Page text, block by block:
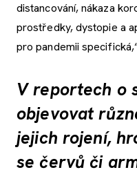
distancování, nákaza
prostředky, dystopie a
pro pandemii
V reportech o
objevovat
jejich rojení,
se červů či